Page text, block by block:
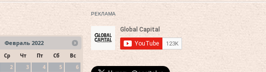
Февраль 2022
Ср Чт Пт Сб
Вс
2 3 4 5
6
РЕКЛАМА